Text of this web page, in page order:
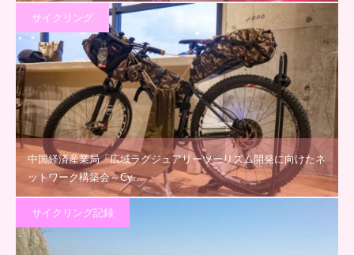
サイクリング
中国経済産業局「広域ラグジュアリーツーリズム開発に向けたネ
ットワーク構築会～Cy…
サイクリング記録